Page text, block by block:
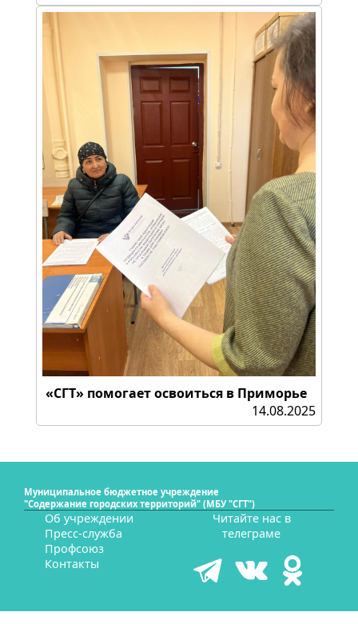
«СГТ» помогает освоиться в Приморье
14.08.2025
Муниципальное бюджетное учреждение
"Содержание городских территорий" (МБУ "СГТ")
Об учреждении
Пресс-служба
Профсоюз
Контакты
Читайте нас в
телеграме